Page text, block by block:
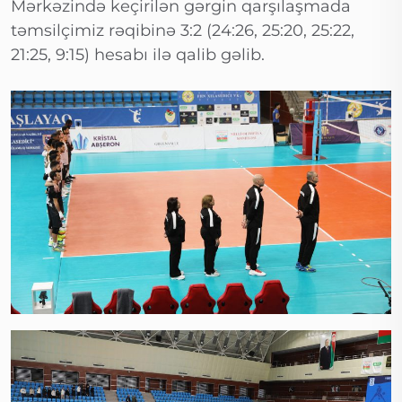
Mərkəzində keçirilən gərgin qarşılaşmada
təmsilçimiz rəqibinə 3:2 (24:26, 25:20, 25:22,
21:25, 9:15) hesabı ilə qalib gəlib.